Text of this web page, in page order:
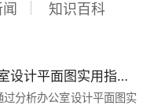
知识百科
办公室设计平面图实用指南：打造高效舒适办公环境的完美蓝图
过分析办公室设计平面图实